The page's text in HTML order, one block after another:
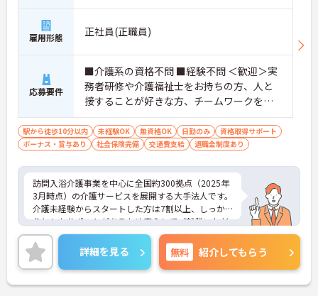
雇用形態 正社員(正職員)
応募要件
■介護系の資格不問 ■経験不問 ＜歓迎＞実
務者研修や介護福祉士をお持ちの方、人と
接することが好きな方、チームワークを重
視する人
駅から徒歩10分以内 未経験OK 無資格OK 日勤のみ
資格取得サポート
ボーナス・賞与あり
社会保険完備 交通費支給 退職金制度あり
訪問入浴介護事業を中心に全国約300拠点（2025年
3月時点）の介護サービスを展開する大手法人です。
介護未経験からスタートした方は7割以上、しっか
りとしたサポートがあるため安心してご就業いただ
けます。お風呂に入れなくて困っている方に、手を
差し伸べてあげられるとてもやりがいのあるお仕事
です。ご興味ある方には、面接対策ポイントなど、
さらに詳細をお話しいたしますのでお気軽にご相談
ください！
詳細を見る 無料 紹介してもらう